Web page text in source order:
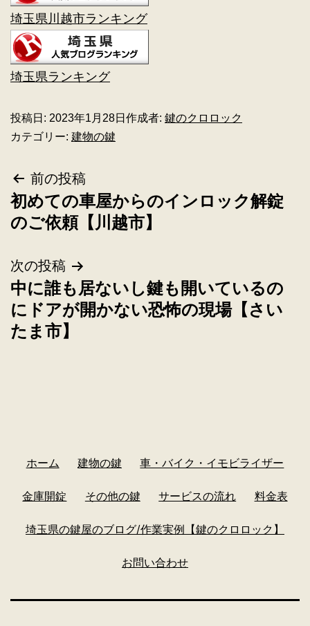
埼玉県川越市ランキング
埼玉県ランキング
投稿日: 2023年1月28日 作成者: 鍵のクロロック
カテゴリー: 建物の鍵
前の投稿
初めての車屋からのインロック解錠
のご依頼【川越市】
次の投稿
中に誰も居ないし鍵も開いているの
にドアが開かない恐怖の現場【さい
たま市】
ホーム 建物の鍵 車・バイク・イモビライザー
金庫開錠 その他の鍵 サービスの流れ 料金表
埼玉県の鍵屋のブログ/作業実例【鍵のクロロック】
お問い合わせ